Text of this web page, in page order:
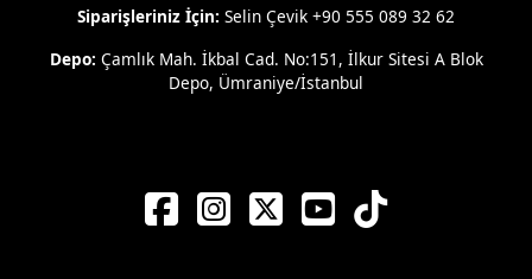
Siparişleriniz İçin: Selin Çevik +90 555 089 32 62
Depo: Çamlık Mah. İkbal Cad. No:151, İlkur Sitesi A Blok
Depo, Ümraniye/İstanbul